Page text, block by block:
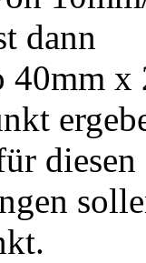
dann
x